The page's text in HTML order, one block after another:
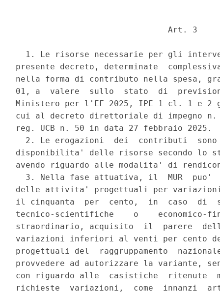
                               Art. 3
1. Le risorse necessarie per gli
presente decreto, determinate
nella forma di contributo nella spesa,
01, a  valere  sullo  stato  di
Ministero per l'EF 2025, IPE 1 cl. 1 e
cui al decreto direttoriale di impegno n.
reg. UCB n. 50 in data 27 febbraio 2025.
2. Le erogazioni  dei  contributi
disponibilita' delle risorse secondo lo
avendo riguardo alle modalita' di
3. Nella fase attuativa, il  MUR  puo'
delle attivita' progettuali per
il cinquanta  per  cento,  in  caso  di
tecnico-scientifiche    o    economico-
straordinario, acquisito  il  parere
variazioni inferiori al venti per cento
progettuali del  raggruppamento
provvedere ad autorizzare la variante,
con riguardo alle  casistiche  ritenute
richieste  variazioni,  come  innanzi